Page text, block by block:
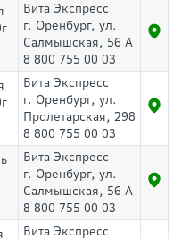
Вита Экспресс
г. Оренбург, ул.
Салмышская, 56 А
8 800 755 00 03
Вита Экспресс
г. Оренбург, ул.
Пролетарская, 298
8 800 755 00 03
Вита Экспресс
г. Оренбург, ул.
Салмышская, 56 А
8 800 755 00 03
Вита Экспресс